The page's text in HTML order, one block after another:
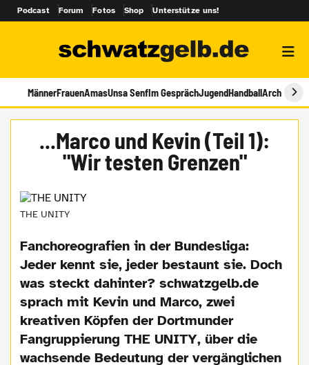
Podcast Forum Fotos Shop Unterstütze uns!
MännerFrauenAmasUnsa SenfIm GesprächJugendHandballArchiv
...Marco und Kevin (Teil 1):
"Wir testen Grenzen"
THE UNITY
Fanchoreografien in der Bundesliga:
Jeder kennt sie, jeder bestaunt sie. Doch
was steckt dahinter? schwatzgelb.de
sprach mit Kevin und Marco, zwei
kreativen Köpfen der Dortmunder
Fangruppierung THE UNITY, über die
wachsende Bedeutung der vergänglichen